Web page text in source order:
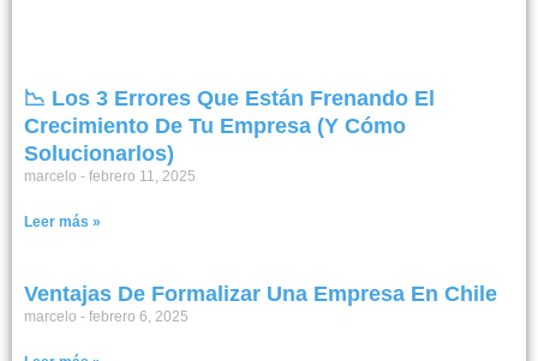
📉 Los 3 Errores Que Están Frenando El
Crecimiento De Tu Empresa (y Cómo
Solucionarlos)
marcelo febrero 11, 2025
Leer más »
Ventajas De Formalizar Una Empresa En Chile
marcelo febrero 6, 2025